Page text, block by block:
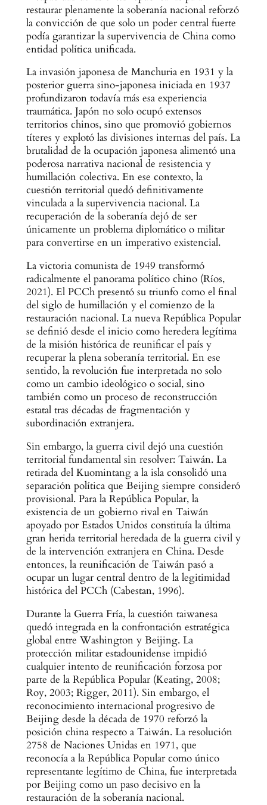
restaurar plenamente la soberanía nacional reforzó
la convicción de que solo un poder central fuerte
podía garantizar la supervivencia de China como
entidad política unificada.
La invasión japonesa de Manchuria en 1931 y la
posterior guerra sino-japonesa iniciada en 1937
profundizaron todavía más esa experiencia
traumática. Japón no solo ocupó extensos
territorios chinos, sino que promovió gobiernos
títeres y explotó las divisiones internas del país. La
brutalidad de la ocupación japonesa alimentó una
poderosa narrativa nacional de resistencia y
humillación colectiva. En ese contexto, la
cuestión territorial quedó definitivamente
vinculada a la supervivencia nacional. La
recuperación de la soberanía dejó de ser
únicamente un problema diplomático o militar
para convertirse en un imperativo existencial.
La victoria comunista de 1949 transformó
radicalmente el panorama político chino (Ríos,
2021). El PCCh presentó su triunfo como el final
del siglo de humillación y el comienzo de la
restauración nacional. La nueva República Popular
se definió desde el inicio como heredera legítima
de la misión histórica de reunificar el país y
recuperar la plena soberanía territorial. En ese
sentido, la revolución fue interpretada no solo
como un cambio ideológico o social, sino
también como un proceso de reconstrucción
estatal tras décadas de fragmentación y
subordinación extranjera.
Sin embargo, la guerra civil dejó una cuestión
territorial fundamental sin resolver: Taiwán. La
retirada del Kuomintang a la isla consolidó una
separación política que Beijing siempre consideró
provisional. Para la República Popular, la
existencia de un gobierno rival en Taiwán
apoyado por Estados Unidos constituía la última
gran herida territorial heredada de la guerra civil y
de la intervención extranjera en China. Desde
entonces, la reunificación de Taiwán pasó a
ocupar un lugar central dentro de la legitimidad
histórica del PCCh (Cabestan, 1996).
Durante la Guerra Fría, la cuestión taiwanesa
quedó integrada en la confrontación estratégica
global entre Washington y Beijing. La
protección militar estadounidense impidió
cualquier intento de reunificación forzosa por
parte de la República Popular (Keating, 2008;
Roy, 2003; Rigger, 2011). Sin embargo, el
reconocimiento internacional progresivo de
Beijing desde la década de 1970 reforzó la
posición china respecto a Taiwán. La resolución
2758 de Naciones Unidas en 1971, que
reconocía a la República Popular como único
representante legítimo de China, fue interpretada
por Beijing como un paso decisivo en la
restauración de la soberanía nacional.